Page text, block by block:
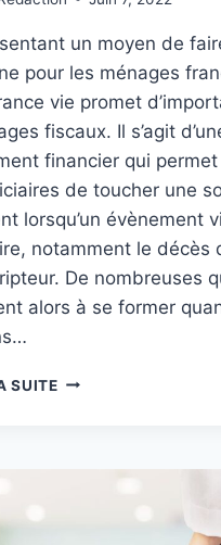
un moyen de
pour les ménages
vie promet
fiscaux. Il s’agit
financier qui permet
de toucher une
lorsqu’un évènement
notamment le décès
De nombreuses
alors à se former
SUITETOUT